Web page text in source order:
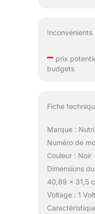
Inconvénients
–prix
budgets
Fiche
Marque :
Numéro de
Couleur : Noir
Dimensions
40,89 x 31,5
Voltage : 1